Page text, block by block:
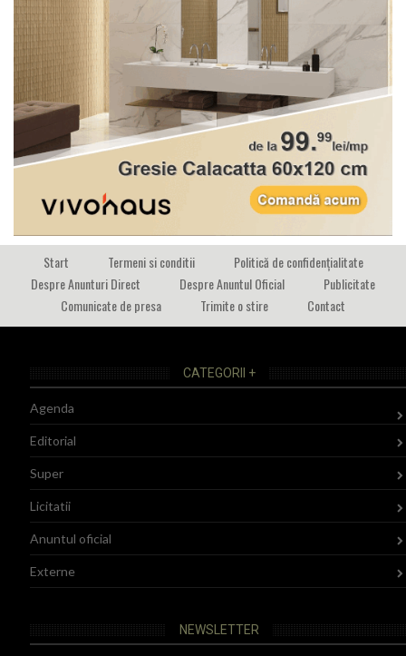
Start Termeni si conditii
Politică de confidențialitate
Despre Anunturi Direct
Despre Anuntul Oficial
Publicitate
Comunicate de presa
Trimite o stire Contact
CATEGORII +
Agenda
Editorial
Super
Licitatii
Anuntul oficial
Externe
NEWSLETTER